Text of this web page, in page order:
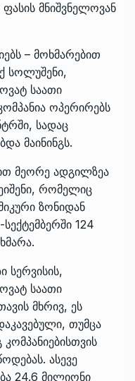
ფასის მნიშვნელოვან
– მოხმარებით
სოლუშენი,
საათი
ოპერირებს
სადაც
მაინინგს.
მეორე ადგილზეა
რომელიც
ზონიდან
124
სერვისის,
საათი
მხრივ, ეს
თუმცა
ასევე
24.6 მილიონი